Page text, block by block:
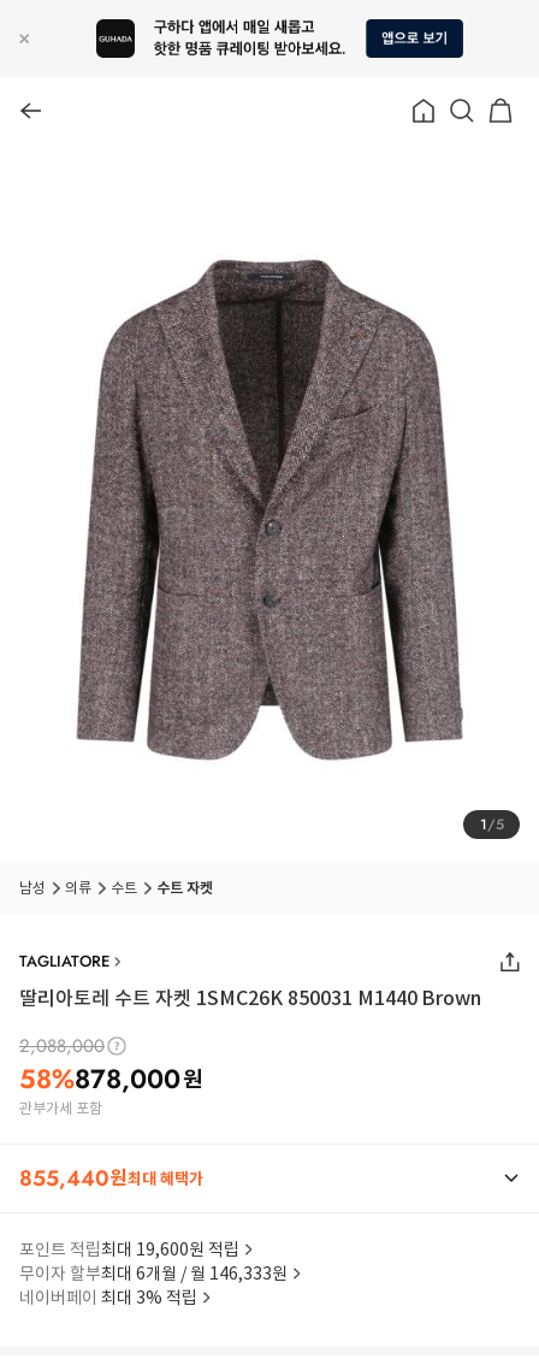
1/5
남성 의류 수트 수트 자켓
TAGLIATORE
딸리아토레 수트 자켓 1SMC26K 850031 M1440 Brown
2,088,000
58%878,000원
관부가세 포함
855,440원최대 혜택가
포인트 적립최대 19,600원 적립
무이자 할부최대 6개월 / 월 146,333원
네이버페이 최대 3% 적립